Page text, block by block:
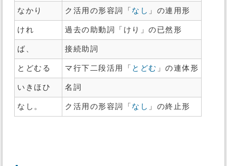
なかり ク活用の形容詞「 なし 」の連用形
けれ 過去の助動詞「けり」の已然形
ば、 接続助詞
とどむる マ行下二段活用「 とどむ 」の連体形
いきほひ 名詞
なし。 ク活用の形容詞「 なし 」の終止形